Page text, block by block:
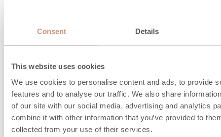
Consent Details
This website uses cookies
We use cookies to personalise content and ads, to provide
features and to analyse our traffic. We also share
of our site with our social media, advertising and analytics
combine it with other information that you’ve provided to
collected from your use of their services.
La distance de sécurité pour le produit avec la
protection thermique est indiquée entre
Informations sur le
raccordement de la